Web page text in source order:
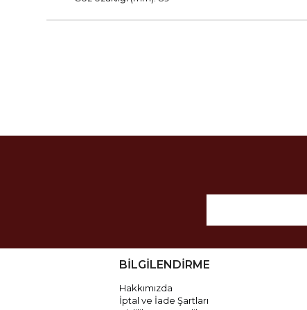
BİLGİLENDİRME
Hakkımızda
İptal ve İade Şartları